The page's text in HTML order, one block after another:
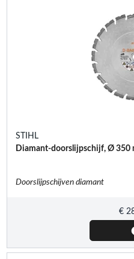
STIHL
Diamant-doorslijpschijf, Ø 350
Doorslijpschijven diamant
€